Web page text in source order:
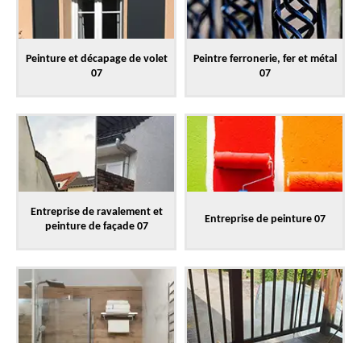
Peinture et décapage de volet
07
Peintre ferronerie, fer et métal
07
Entreprise de ravalement et
peinture de façade 07
Entreprise de peinture 07